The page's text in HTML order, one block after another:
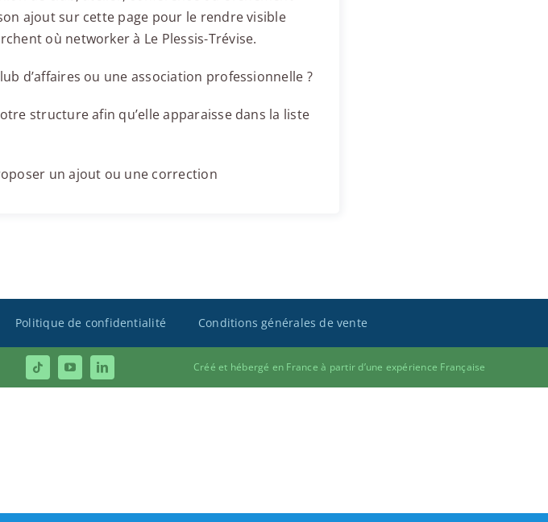
ajout sur cette page pour le rendre visible
où networker à Le Plessis-Trévise.
d’affaires ou une association professionnelle ?
structure afin qu’elle apparaisse dans la liste
un ajout ou une correction
Politique de confidentialité Conditions générales de vente
Créé et hébergé en France à partir d’une expérience Française